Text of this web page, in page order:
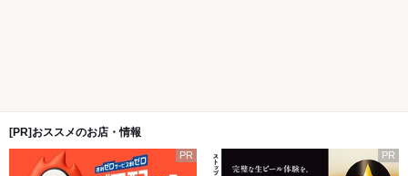
[PR]おススメのお店・情報
PR PR